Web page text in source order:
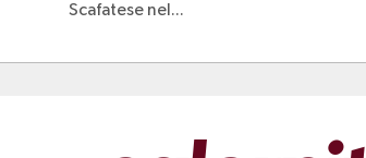
Scafatese nel...